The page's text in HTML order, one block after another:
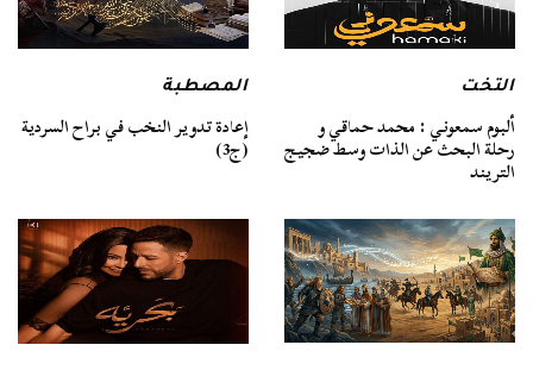
التخت
ألبوم سمعوني : محمد حماقي و
رحلة البحث عن الذات وسط ضجيج
التريند
المصطبة
إعادة تدوير النخب في براح السردية
(ج3)